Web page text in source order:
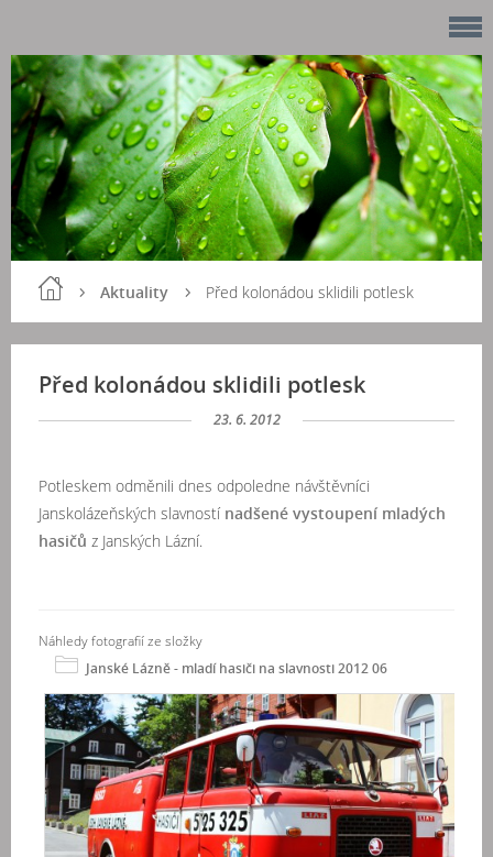
Aktuality Před kolonádou sklidili potlesk
Před kolonádou sklidili potlesk
23. 6. 2012
Potleskem odměnili dnes odpoledne návštěvníci
Janskolázeňských slavností nadšené vystoupení mladých
hasičů z Janských Lázní.
Náhledy fotografií ze složky
Janské Lázně - mladí hasiči na slavnosti 2012 06